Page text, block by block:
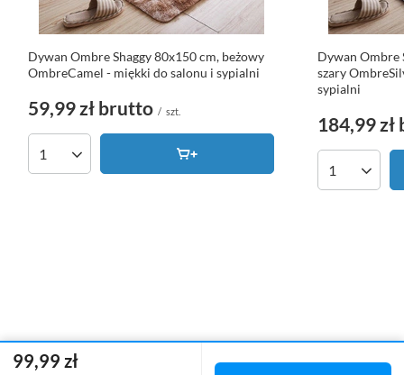
Dywan Ombre Shaggy 80x150 cm, beżowy
OmbreCamel - miękki do salonu i sypialni
59,99 zł brutto / szt.
Ilość produktów
Dywan Ombre
szary
sypialni
184,99 zł
Ilość
Zamówienia
99,99 zł